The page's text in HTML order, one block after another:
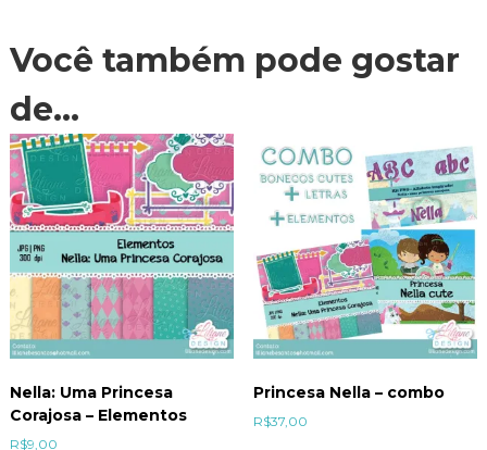
Você também pode gostar
de…
Nella: Uma Princesa
Corajosa – Elementos
R$9,00
Princesa Nella – combo
R$37,00